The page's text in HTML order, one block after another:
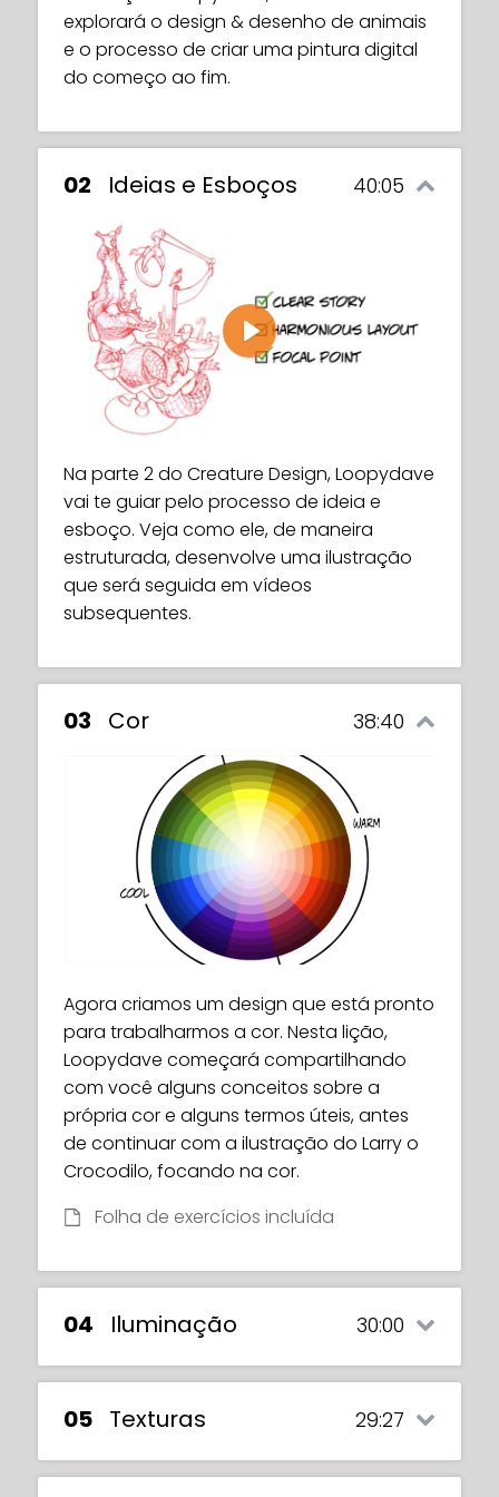
explorará o design & desenho de animais
e o processo de criar uma pintura digital
do começo ao fim.
02 Ideias e Esboços 40:05
Play
Na parte 2 do Creature Design, Loopydave
vai te guiar pelo processo de ideia e
esboço. Veja como ele, de maneira
estruturada, desenvolve uma ilustração
que será seguida em vídeos
subsequentes.
03 Cor 38:40
Agora criamos um design que está pronto
para trabalharmos a cor. Nesta lição,
Loopydave começará compartilhando
com você alguns conceitos sobre a
própria cor e alguns termos úteis, antes
de continuar com a ilustração do Larry o
Crocodilo, focando na cor.
Folha de exercícios incluída
04 Iluminação 30:00
05 Texturas 29:27